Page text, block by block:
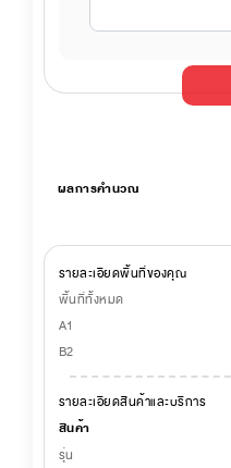
ผลการคำนวณ
รายละเอียดพื้นที่ของคุณ
พื้นที่ทั้งหมด
A1
B2
รายละเอียดสินค้าและบริการ
สินค้า
รุ่น